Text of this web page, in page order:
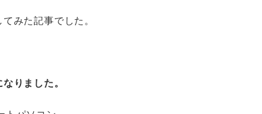
みた記事でした。
りました。